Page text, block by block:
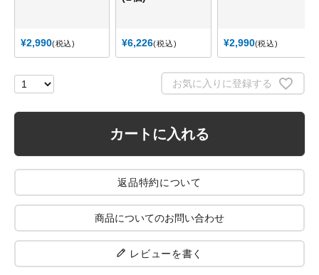
¥2,990 税込 ¥6,226 税込 ¥2,990 税込
お気に入りに登録する
カートに入れる
返品特約について
商品についてのお問い合わせ
レビューを書く